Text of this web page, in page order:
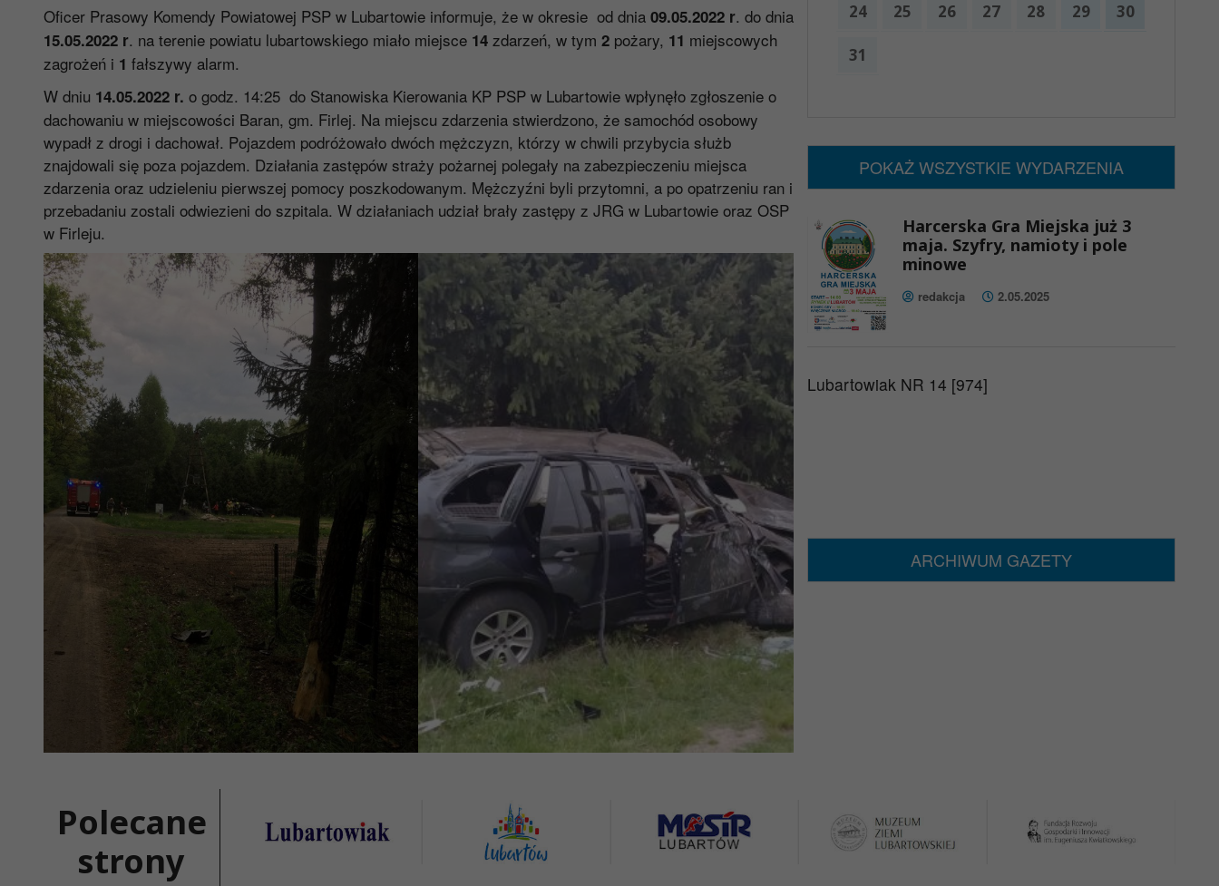
Oficer Prasowy Komendy Powiatowej PSP w Lubartowie informuje, że w okresie od dnia 09.05.2022 r. do dnia
15.05.2022 r. na terenie powiatu lubartowskiego miało miejsce 14 zdarzeń, w tym 2pożary, 11 miejscowych
zagrożeń i 1 fałszywy alarm.
W dniu 14.05.2022 r. o godz. 14:25 do Stanowiska Kierowania KP PSP w Lubartowie wpłynęło zgłoszenie o
dachowaniu w miejscowości Baran, gm. Firlej. Na miejscu zdarzenia stwierdzono, że samochód osobowy
wypadł z drogi i dachował. Pojazdem podróżowało dwóch mężczyzn, którzy w chwili przybycia służb
znajdowali się poza pojazdem. Działania zastępów straży pożarnej polegały na zabezpieczeniu miejsca
zdarzenia oraz udzieleniu pierwszej pomocy poszkodowanym. Mężczyźni byli przytomni, a po opatrzeniu ran i
przebadaniu zostali odwiezieni do szpitala. W działaniach udział brały zastępy z JRG w Lubartowie oraz OSP
w Firleju.
24 25 26 27 28 29 30
31
POKAŻ WSZYSTKIE WYDARZENIA
Harcerska Gra Miejska już 3
maja. Szyfry, namioty i pole
minowe
redakcja 2.05.2025
Lubartowiak NR 14 [974]
ARCHIWUM GAZETY
Polecane
strony